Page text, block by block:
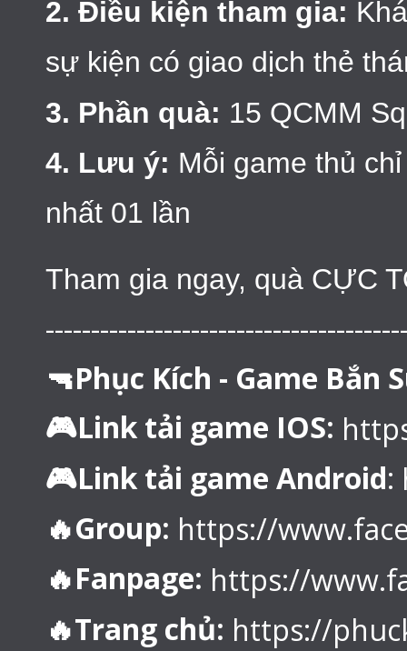
2. Điều kiện tham gia:
sự kiện có giao dịch thẻ
3. Phần quà: 15 QCMM
4. Lưu ý: Mỗi game thủ
nhất 01 lần
Tham gia ngay, quà CỰC
🔫Phục Kích - Game Bắn
🎮Link tải game IOS:
🎮Link tải game Android:
🔥Group: https://
🔥Fanpage: https://
🔥Trang chủ: https://